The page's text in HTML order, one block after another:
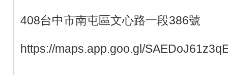
408台中市南屯區文心路一段386號
https://maps.app.goo.gl/